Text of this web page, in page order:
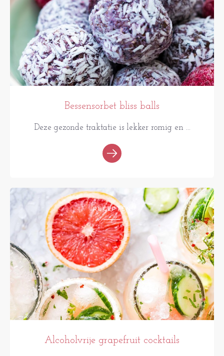
Bessensorbet bliss balls
Deze gezonde traktatie is lekker romig en ...
RECEPTEN
Alcoholvrije grapefruit cocktails